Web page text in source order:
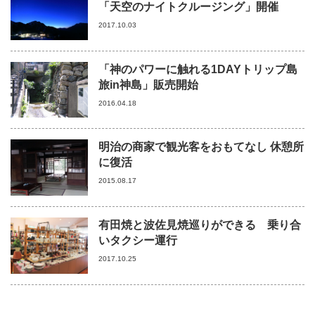
「天空のナイトクルージング」開催
2017.10.03
「神のパワーに触れる1DAYトリップ島
旅in神島」販売開始
2016.04.18
明治の商家で観光客をおもてなし 休憩所
に復活
2015.08.17
有田焼と波佐見焼巡りができる 乗り合
いタクシー運行
2017.10.25